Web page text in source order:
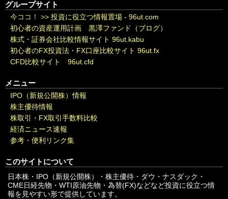
グループサイト
今ココ！ >> 投資に役立つ情報置場 - 96ut.com
初心者の資産運用計画 黒澤ファンド（ブログ）
株式・証券会社比較情報サイト 96ut.kabu
初心者のFX投資法・FX口座比較サイト 96ut.fx
CFD比較サイト 96ut.cfd
メニュー
IPO（新規公開株）情報
株主優待情報
株取引・FX取引手数料比較
経済ニュース速報
参考・便利リンク集
このサイトについて
日本株・IPO（新規公開株）・株主優待・ダウ・ナスダック・
CME日経先物・WTI原油先物・為替(FX)などなど投資に役立つ情
報を見やすい形で提供しています。